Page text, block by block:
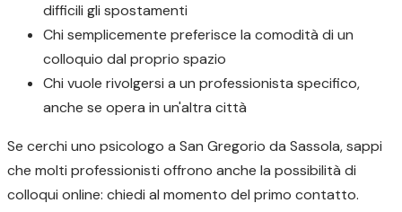
difficili gli spostamenti
Chi semplicemente preferisce la comodità di un
colloquio dal proprio spazio
Chi vuole rivolgersi a un professionista specifico,
anche se opera in un'altra città
Se cerchi uno psicologo a San Gregorio da Sassola, sappi
che molti professionisti offrono anche la possibilità di
colloqui online: chiedi al momento del primo contatto.